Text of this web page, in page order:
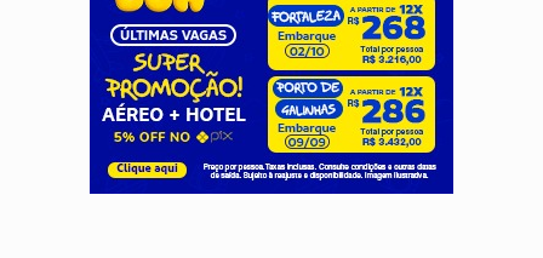
VÍDEO:Perseguição a embarcação no rio Madeira termina com
MEGA SENA: Prêmio acumula para R$ 165
Publicação Legal:AVISO DE LICITAÇÃO: PREGÃO ELETRÔNICO Nº
PROVA CONTÁBIL:UNNESA apresenta documentos e questiona